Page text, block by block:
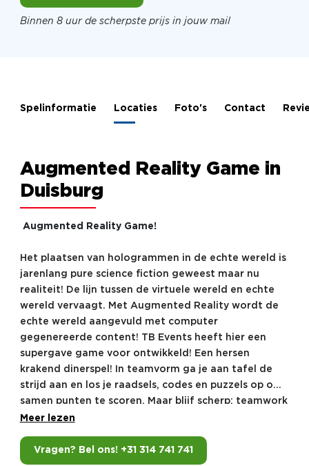
Binnen 8 uur de scherpste prijs in jouw mail
Spelinformatie Locaties Foto's Contact
Augmented Reality Game in
Duisburg
Augmented Reality Game!
Het plaatsen van hologrammen in de echte wereld is
jarenlang pure science fiction geweest maar nu
realiteit! De lijn tussen de virtuele wereld en echte
wereld vervaagt. Met Augmented Reality wordt de
echte wereld aangevuld met computer
gegenereerde content! TB Events heeft hier een
supergave game voor ontwikkeld! Een hersen
krakend dinerspel! In teamvorm ga je aan tafel de
strijd aan en los je raadsels, codes en puzzels op om
samen punten te scoren. Maar blijf scherp: teamwork
en teamgeest stellen je in staat om alle clues en
dinerspel.
Meer lezen
Vragen? Bel ons! +31 314 741 741